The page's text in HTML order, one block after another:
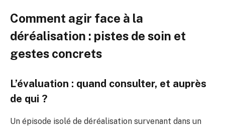
Comment agir face à la
déréalisation : pistes de soin et
gestes concrets
L’évaluation : quand consulter, et auprès
de qui ?
Un épisode isolé de déréalisation survenant dans un